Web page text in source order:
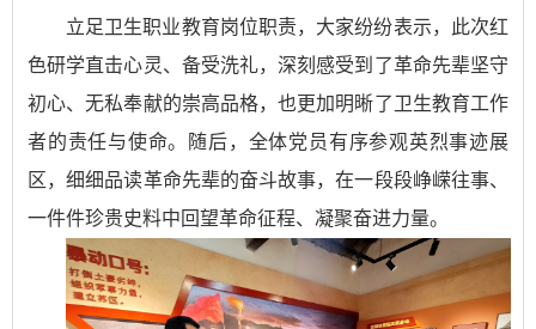
立足卫生职业教育岗位职责，大家纷纷表示，此次红
色研学直击心灵、备受洗礼，深刻感受到了革命先辈坚守
初心、无私奉献的崇高品格，也更加明晰了卫生教育工作
者的责任与使命。随后，全体党员有序参观英烈事迹展
区，细细品读革命先辈的奋斗故事，在一段段峥嵘往事、
一件件珍贵史料中回望革命征程、凝聚奋进力量。